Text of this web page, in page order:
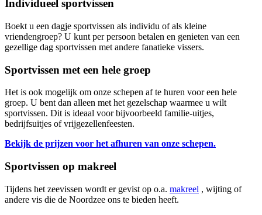
Individueel sportvissen
Boekt u een dagje sportvissen als individu of als kleine
vriendengroep? U kunt per persoon betalen en genieten van een
gezellige dag sportvissen met andere fanatieke vissers.
Sportvissen met een hele groep
Het is ook mogelijk om onze schepen af te huren voor een hele
groep. U bent dan alleen met het gezelschap waarmee u wilt
sportvissen. Dit is ideaal voor bijvoorbeeld familie-uitjes,
bedrijfsuitjes of vrijgezellenfeesten.
Bekijk de prijzen voor het afhuren van onze schepen.
Sportvissen op makreel
Tijdens het zeevissen wordt er gevist op o.a. makreel , wijting of
andere vis die de Noordzee ons te bieden heeft.